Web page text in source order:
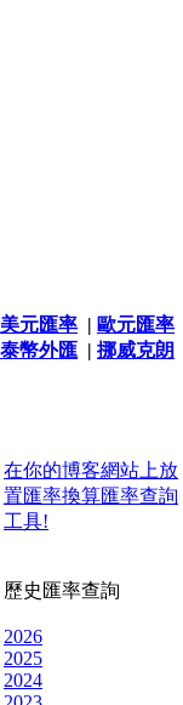
美元匯率 | 歐元匯率
泰幣外匯 | 挪威克朗
在你的博客網站上放
置匯率換算匯率查詢
工具!
歷史匯率查詢
2026
2025
2024